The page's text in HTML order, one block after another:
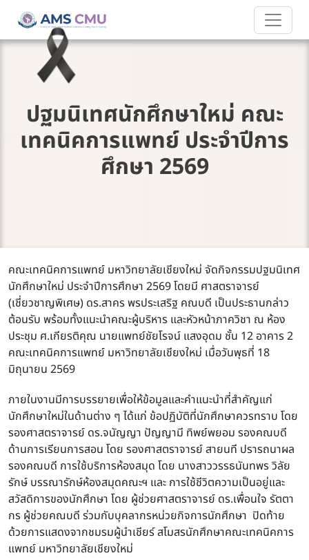
ปฐมนิเทศนักศึกษาใหม่ คณะ
เทคนิคการแพทย์ ประจำปีการ
ศึกษา 2569
คณะเทคนิคการแพทย์ มหาวิทยาลัยเชียงใหม่ จัดกิจกรรมปฐมนิเทศ
นักศึกษาใหม่ ประจำปีการศึกษา 2569 โดยมี ศาสตราจารย์
(เชี่ยวชาญพิเศษ) ดร.สาคร พรประเสริฐ คณบดี เป็นประธานกล่าว
ต้อนรับ พร้อมทั้งแนะนำคณะผู้บริหาร และหัวหน้าภาควิชา ณ ห้อง
ประชุม ศ.เกียรติคุณ นายแพทย์ชัยโรจน์ แสงอุดม ชั้น 12 อาคาร 2
คณะเทคนิคการแพทย์ มหาวิทยาลัยเชียงใหม่ เมื่อวันพุธที่ 18
มิถุนายน 2569
ภายในงานมีการบรรยายเพื่อให้ข้อมูลและคำแนะนำที่สำคัญแก่
นักศึกษาใหม่ในด้านต่าง ๆ ได้แก่ ข้อปฏิบัติที่นักศึกษาควรทราบ โดย
รองศาสตราจารย์ ดร.จนัญญา ปัญญามี ทิพย์พยอม รองคณบดี
ด้านการเรียนการสอน โดย รองศาสตราจารย์ สายนที ปรารถนาผล
รองคณบดี การใช้บริการห้องสมุด โดย นางสาววรรธนันทพร วิลัย
รักษ์ บรรณารักษ์ห้องสมุดคณะฯ และ การใช้ชีวิตความเป็นอยู่และ
สวัสดิการของนักศึกษา โดย ผู้ช่วยศาสตราจารย์ ดร.เพื่อนใจ รัตตา
กร ผู้ช่วยคณบดี ร่วมกับบุคลากรหน่วยกิจการนักศึกษา ปิดท้าย
ด้วยการแสดงจากชมรมผู้นำเชียร์ สโมสรนักศึกษาคณะเทคนิคการ
แพทย์ มหาวิทยาลัยเชียงใหม่